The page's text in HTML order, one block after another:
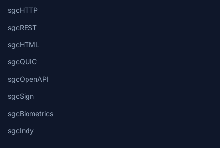
sgcHTTP
sgcREST
sgcHTML
sgcQUIC
sgcOpenAPI
sgcSign
sgcBiometrics
sgcIndy